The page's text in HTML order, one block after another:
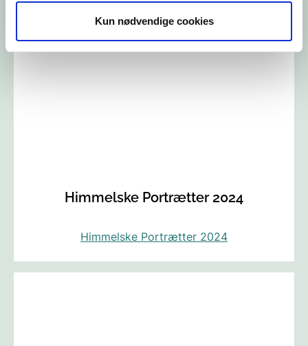
Kun nødvendige cookies
Himmelske Portrætter 2024
Himmelske Portrætter 2024